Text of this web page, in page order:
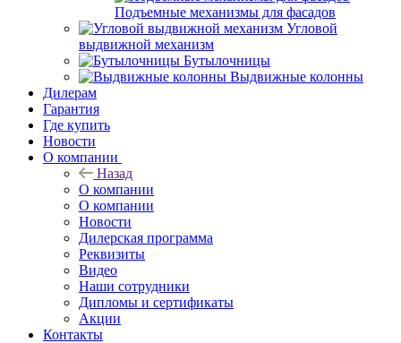
Подъемные механизмы для фасадов
Угловой
выдвижной механизм
Бутылочницы
Выдвижные колонны
Дилерам
Гарантия
Где купить
Новости
О компании
Назад
О компании
О компании
Новости
Дилерская программа
Реквизиты
Видео
Наши сотрудники
Дипломы и сертификаты
Акции
Контакты